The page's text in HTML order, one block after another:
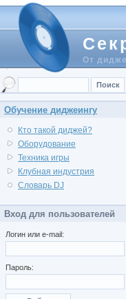
От
Обучение диджеингу
Кто такой диджей?
Оборудование
Техника игры
Клубная индустрия
Словарь DJ
Вход для пользователей
Логин или e-mail:
Пароль: